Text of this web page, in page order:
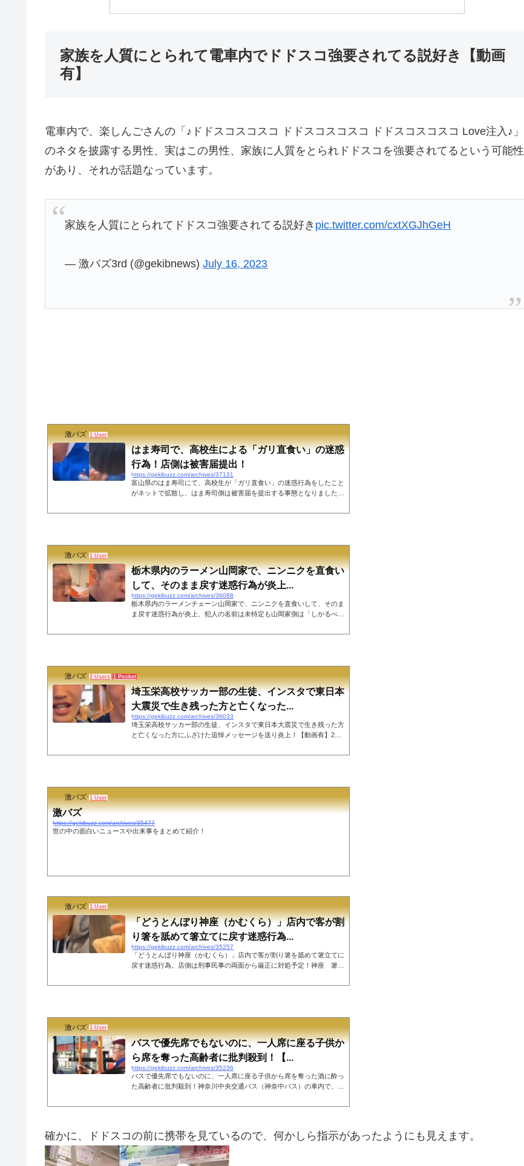
家族を人質にとられて電車内でドドスコ強要されてる説好き【動画
有】
電車内で、楽しんごさんの「♪ドドスコスコスコ ドドスコスコスコ ドドスコスコスコ Love注入♪」
のネタを披露する男性、実はこの男性、家族に人質をとられドドスコを強要されてるという可能性
があり、それが話題なっています。
家族を人質にとられてドドスコ強要されてる説好き pic.twitter.com/cxtXGJhGeH
— 激バズ3rd (@gekibnews)July 16, 2023
激バズ 1 User
はま寿司で、高校生による「ガリ直食い」の迷惑
行為！店側は被害届提出！
https://gekibuzz.com/archives/37131
富山県のはま寿司にて、高校生が「ガリ直食い」の迷惑行為をしたこと
がネットで拡散し、はま寿司側は被害届を提出する事態となりました。
出！はま寿司、ガリ直食い高校生の謝罪拒否。「お客様との信頼を裏切
高校生は未特定ですが、店側が被害届を提出したようです 回転ずしチ
激バズ 1 User
栃木県内のラーメン山岡家で、ニンニクを直食い
して、そのまま戻す迷惑行為が炎上...
https://gekibuzz.com/archives/36088
栃木県内のラーメンチェーン山岡家で、ニンニクを直食いして、そのま
ま戻す迷惑行為が炎上、犯人の名前は未特定も山岡家側は「しかるべき
山岡家で、ニンニクを直食いして、そのまま戻す迷惑行為が炎上！はま
て#迷惑行為 #山岡家 #ラーメン #にんにく #話題 #炎上 https://t.co/khY
AQjB6Me— ゼロワン (@zerozero09) March 1...
激バズ 2 Users 1 Pocket
埼玉栄高校サッカー部の生徒、インスタで東日本
大震災で生き残った方と亡くなった...
https://gekibuzz.com/archives/36033
埼玉栄高校サッカー部の生徒、インスタで東日本大震災で生き残った方
と亡くなった方にふざけた追悼メッセージを送り炎上！【動画有】202
の生徒が、インスタで東日本大震災で生き残った方と亡くなった方にふ
を生き抜いた方、亡くなった方に哀悼のメッセージを公開するも、内容
激バズ 1 User
激バズ
https://gekibuzz.com/archives/35477
世の中の面白いニュースや出来事をまとめて紹介！
激バズ 1 User
「どうとんぼり神座（かむくら）」店内で客が割
り箸を舐めて箸立てに戻す迷惑行為...
https://gekibuzz.com/archives/35257
「どうとんぼり神座（かむくら）」店内で客が割り箸を舐めて箸立てに
戻す迷惑行為。店側は刑事民事の両面から厳正に対処予定！神座 箸舐
🌈オーナー (@uedakazuya0521) February 21, 2023 大阪に本社がある
は警察と相談のうえ、刑事民事の両面で厳正に対処するとしています。
激バズ 1 User
バスで優先席でもないのに、一人席に座る子供か
ら席を奪った高齢者に批判殺到！【...
https://gekibuzz.com/archives/35236
バスで優先席でもないのに、一人席に座る子供から席を奪った酒に酔っ
た高齢者に批判殺到！神奈川中央交通バス（神奈中バス）の車内で、一
生、そばにいた女性が抗議しても、意味不明の反論をして、老害を巻き
ンテ ❖NFTコレクター❖ (@hellmonte_NFT) February 18, 2023ちと論
点は違いますが、こうなりたくないからこそ足腰を鍛...
確かに、ドドスコの前に携帯を見ているので、何かしら指示があったようにも見えます。